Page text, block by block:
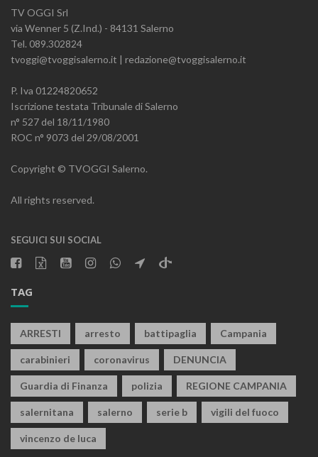
TV OGGI Srl
via Wenner 5 (Z.Ind.) - 84131 Salerno
Tel. 089.302824
tvoggi@tvoggisalerno.it | redazione@tvoggisalerno.it
P. Iva 01224820652
Iscrizione testata Tribunale di Salerno
n° 527 del 18/11/1980
ROC n° 9073 del 29/08/2001
Copyright © TVOGGI Salerno.
All rights reserved.
SEGUICI SUI SOCIAL
TAG
ARRESTI arresto battipaglia Campania
carabinieri coronavirus DENUNCIA
Guardia di Finanza polizia REGIONE CAMPANIA
salernitana salerno serie b vigili del fuoco
vincenzo de luca